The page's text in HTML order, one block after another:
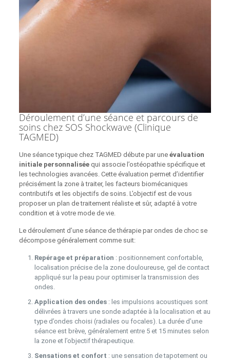
Déroulement d’une séance et parcours de
soins chez SOS Shockwave (Clinique
TAGMED)
Une séance typique chez TAGMED débute par une évaluation
initiale personnaliséequi associe l’ostéopathie spécifique et
les technologies avancées. Cette évaluation permet d’identifier
précisément la zone à traiter, les facteurs biomécaniques
contributifs et les objectifs de soins. L’objectif est de vous
proposer un plan de traitement réaliste et sûr, adapté à votre
condition et à votre mode de vie.
Le déroulement d’une séance de thérapie par ondes de choc se
décompose généralement comme suit:
Repérage et préparation : positionnement confortable,
localisation précise de la zone douloureuse, gel de contact
appliqué sur la peau pour optimiser la transmission des
ondes.
Application des ondes: les impulsions acoustiques sont
délivrées à travers une sonde adaptée à la localisation et au
type d’ondes choisi (radiales ou focales). La durée d’une
séance est brève, généralement entre 5 et 15 minutes selon
la zone et l’objectif thérapeutique.
Sensations et confort : une sensation de tapotement ou